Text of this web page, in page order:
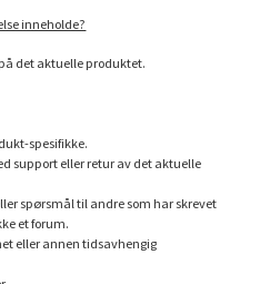
inneholde?
det aktuelle produktet.
spesifikke.
support eller retur av det aktuelle
spørsmål til andre som har skrevet
et forum.
eller annen tidsavhengig